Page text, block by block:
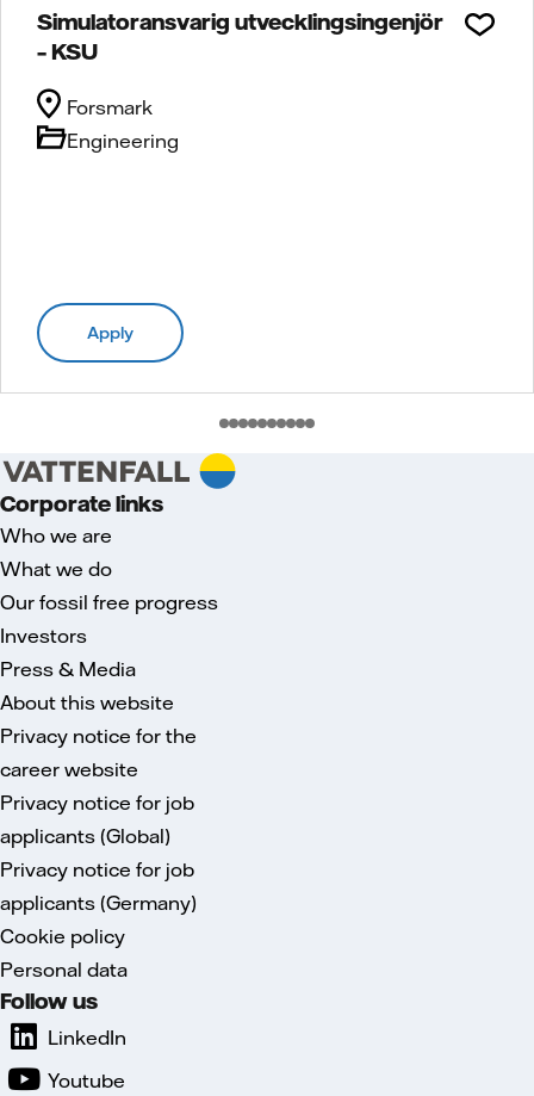
Simulatoransvarig utvecklingsingenjör
– KSU
Engineering
Forsmark
Apply
Corporate links
Who we are
What we do
Our fossil free progress
Investors
Press & Media
About this website
Privacy notice for the
career website
Privacy notice for job
applicants (Global)
Privacy notice for job
applicants (Germany)
Cookie policy
Personal data
Follow us
LinkedIn
Youtube